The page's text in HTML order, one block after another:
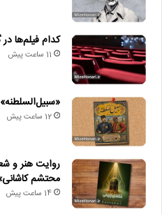
کدام فیلم‌ها
11 ساعت پیش
12 ساعت پیش
روایت هنر و
محتشم
14 ساعت پیش